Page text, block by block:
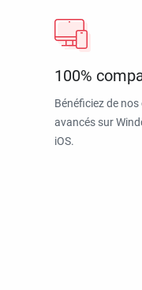
100%
Bénéficiez de
avancés sur
iOS.